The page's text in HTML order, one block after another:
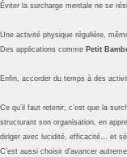
Éviter la surcharge mentale ne se
Une activité physique régulière,
Des applications comme Petit
Enfin, accorder du temps à des
Ce qu’il faut retenir, c’est que la
structurant son organisation, en
diriger avec lucidité, efficacité… et
C’est aussi choisir d’avancer